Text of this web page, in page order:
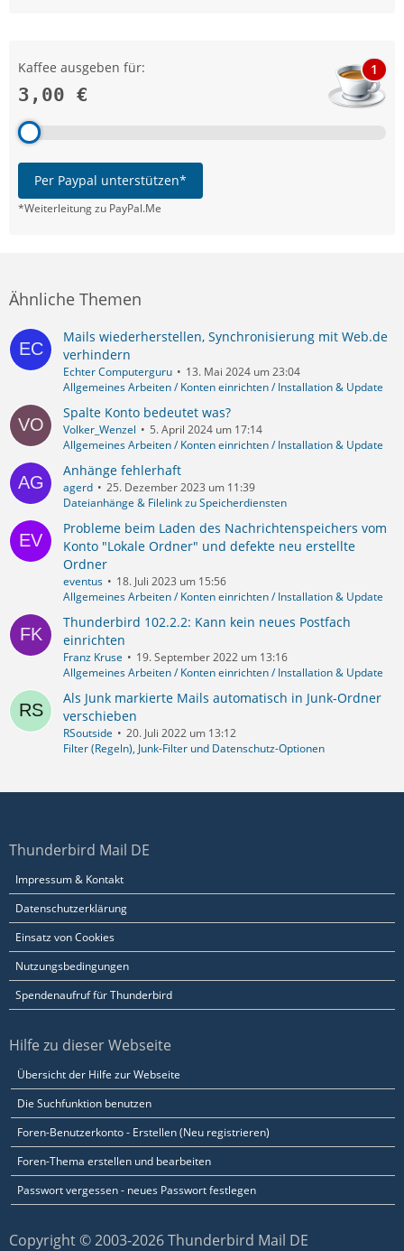
Kaffee ausgeben für:
3,00 €
1
Per Paypal unterstützen*
*Weiterleitung zu PayPal.Me
Ähnliche Themen
Mails wiederherstellen, Synchronisierung mit Web.de
verhindern
Echter Computerguru
13. Mai 2024 um 23:04
Allgemeines Arbeiten / Konten einrichten / Installation & Update
Spalte Konto bedeutet was?
Volker_Wenzel
5. April 2024 um 17:14
Allgemeines Arbeiten / Konten einrichten / Installation & Update
Anhänge fehlerhaft
agerd
25. Dezember 2023 um 11:39
Dateianhänge & Filelink zu Speicherdiensten
Probleme beim Laden des Nachrichtenspeichers vom
Konto "Lokale Ordner" und defekte neu erstellte
Ordner
eventus
18. Juli 2023 um 15:56
Allgemeines Arbeiten / Konten einrichten / Installation & Update
Thunderbird 102.2.2: Kann kein neues Postfach
einrichten
Franz Kruse
19. September 2022 um 13:16
Allgemeines Arbeiten / Konten einrichten / Installation & Update
Als Junk markierte Mails automatisch in Junk-Ordner
verschieben
RSoutside
20. Juli 2022 um 13:12
Filter (Regeln), Junk-Filter und Datenschutz-Optionen
Thunderbird Mail DE
Impressum & Kontakt
Datenschutzerklärung
Einsatz von Cookies
Nutzungsbedingungen
Spendenaufruf für Thunderbird
Hilfe zu dieser Webseite
Übersicht der Hilfe zur Webseite
Die Suchfunktion benutzen
Foren-Benutzerkonto - Erstellen (Neu registrieren)
Foren-Thema erstellen und bearbeiten
Passwort vergessen - neues Passwort festlegen
Copyright © 2003-2026 Thunderbird Mail DE